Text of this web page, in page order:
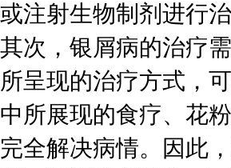
或注射生物制剂进行
其次，银屑病的治疗
所呈现的治疗方式，
中所展现的食疗、花
完全解决病情。因此